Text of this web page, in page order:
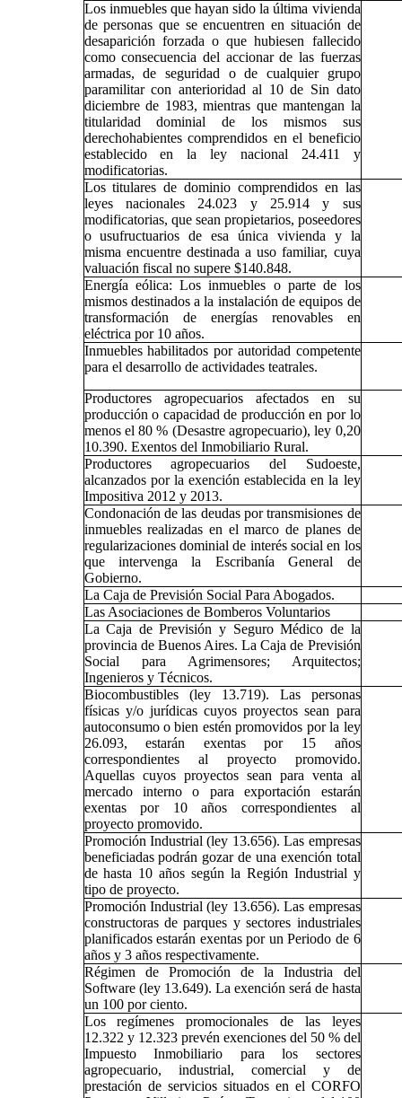
Los inmuebles que hayan sido la última vivienda
de personas que se encuentren en situación de
desaparición forzada o que hubiesen fallecido
como consecuencia del accionar de las fuerzas
armadas, de seguridad o de cualquier grupo
paramilitar con anterioridad al 10 de Sin dato
diciembre de 1983, mientras que mantengan la
titularidad dominial de los mismos sus
derechohabientes comprendidos en el beneficio
establecido en la ley nacional 24.411 y
modificatorias.
Los titulares de dominio comprendidos en las
leyes nacionales 24.023 y 25.914 y sus
modificatorias, que sean propietarios, poseedores
o usufructuarios de esa única vivienda y la
misma encuentre destinada a uso familiar, cuya
valuación fiscal no supere $140.848.
Energía eólica: Los inmuebles o parte de los
mismos destinados a la instalación de equipos de
transformación de energías renovables en
eléctrica por 10 años.
Inmuebles habilitados por autoridad competente
para el desarrollo de actividades teatrales.
Productores agropecuarios afectados en su
producción o capacidad de producción en por lo
menos el 80 % (Desastre agropecuario), ley 0,20
10.390. Exentos del Inmobiliario Rural.
Productores agropecuarios del Sudoeste,
alcanzados por la exención establecida en la ley
Impositiva 2012 y 2013.
Condonación de las deudas por transmisiones de
inmuebles realizadas en el marco de planes de
regularizaciones dominial de interés social en los
que intervenga la Escribanía General de
Gobierno.
La Caja de Previsión Social Para Abogados.
Las Asociaciones de Bomberos Voluntarios
La Caja de Previsión y Seguro Médico de la
provincia de Buenos Aires. La Caja de Previsión
Social para Agrimensores; Arquitectos;
Ingenieros y Técnicos.
Biocombustibles (ley 13.719). Las personas
físicas y/o jurídicas cuyos proyectos sean para
autoconsumo o bien estén promovidos por la ley
26.093, estarán exentas por 15 años
correspondientes al proyecto promovido.
Aquellas cuyos proyectos sean para venta al
mercado interno o para exportación estarán
exentas por 10 años correspondientes al
proyecto promovido.
Promoción Industrial (ley 13.656). Las empresas
beneficiadas podrán gozar de una exención total
de hasta 10 años según la Región Industrial y
tipo de proyecto.
Promoción Industrial (ley 13.656). Las empresas
constructoras de parques y sectores industriales
planificados estarán exentas por un Periodo de 6
años y 3 años respectivamente.
Régimen de Promoción de la Industria del
Software (ley 13.649). La exención será de hasta
un 100 por ciento.
Los regímenes promocionales de las leyes
12.322 y 12.323 prevén exenciones del 50 % del
Impuesto Inmobiliario para los sectores
agropecuario, industrial, comercial y de
prestación de servicios situados en el CORFO